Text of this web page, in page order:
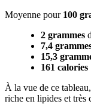
Moyenne pour 100
2 grammes
7,4
15,3
161 calories
À la vue de ce
riche en lipides et très